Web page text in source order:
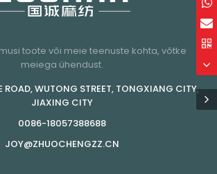
toote või meie teenuste kohta, võtke
meiega ühendust.
ROAD, WUTONG STREET, TONGXIANG CITY,
JIAXING CITY
0086-18057388688
JOY@ZHUOCHENGZZ.CN